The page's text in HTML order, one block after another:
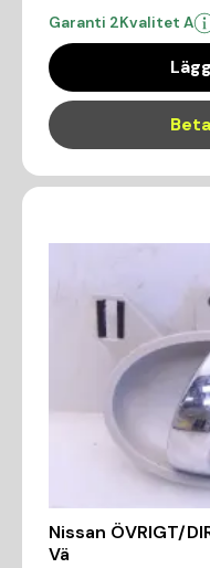
Garanti 2Kvalitet A
Nissan ÖVRIGT/
Vä